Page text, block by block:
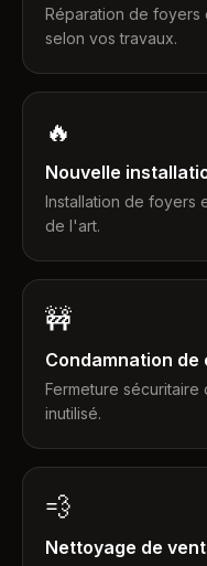
Réparation de foyers
selon vos travaux.
🔥
Nouvelle
Installation de foyers
de l'art.
🚧
Condamnation de
Fermeture
inutilisé.
💨
Nettoyage de